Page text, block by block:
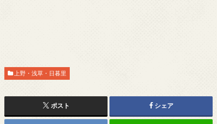
上野・浅草・日暮里
ポスト シェア